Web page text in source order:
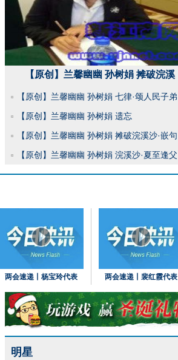
【原创】兰馨幽幽 孙树娟 摊破浣溪
【原创】兰馨幽幽 孙树娟 七律·颂人民子弟
【原创】兰馨幽幽 孙树娟 遗忘
【原创】兰馨幽幽 孙树娟 摊破浣溪沙·嵌句
【原创】兰馨幽幽 孙树娟 浣溪沙·夏至逢父
两会速递丨杨宝玲代表 两会速递丨裴红霞代表
明星